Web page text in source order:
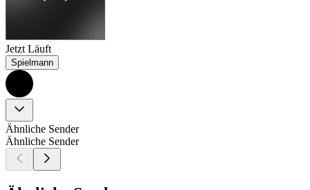
Jetzt Läuft
Spielmann
Ähnliche Sender
Ähnliche Sender